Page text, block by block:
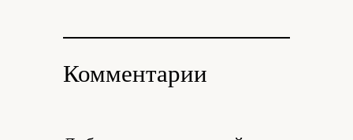
Комментарии